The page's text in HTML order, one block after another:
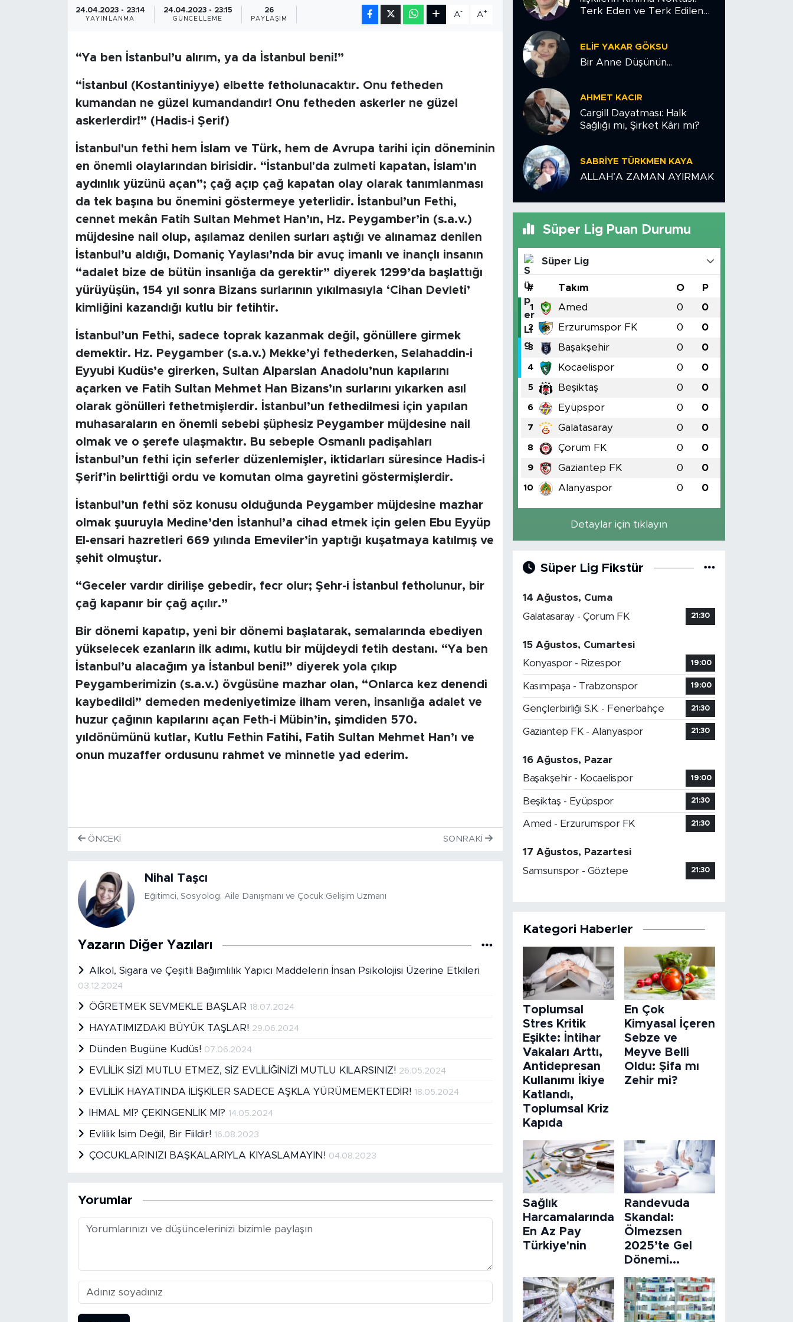
24.04.2023 - 23:14
YAYINLANMA
24.04.2023 - 23:15
GÜNCELLEME
26
PAYLAŞIM
A- A+
“Ya ben İstanbul’u alırım, ya da İstanbul beni!”
“İstanbul (Kostantiniyye) elbette fetholunacaktır. Onu fetheden
kumandan ne güzel kumandandır! Onu fetheden askerler ne güzel
askerlerdir!” (Hadis-i Şerif)
İstanbul'un fethi hem İslam ve Türk, hem de Avrupa tarihi için döneminin
en önemli olaylarından birisidir. “İstanbul'da zulmeti kapatan, İslam'ın
aydınlık yüzünü açan”; çağ açıp çağ kapatan olay olarak tanımlanması
da tek başına bu önemini göstermeye yeterlidir. İstanbul’un Fethi,
cennet mekân Fatih Sultan Mehmet Han’ın, Hz. Peygamber’in (s.a.v.)
müjdesine nail olup, aşılamaz denilen surları aştığı ve alınamaz denilen
İstanbul’u aldığı, Domaniç Yaylası’nda bir avuç imanlı ve inançlı insanın
“adalet bize de bütün insanlığa da gerektir” diyerek 1299’da başlattığı
yürüyüşün, 154 yıl sonra Bizans surlarının yıkılmasıyla ‘Cihan Devleti’
kimliğini kazandığı kutlu bir fetihtir.
İstanbul’un Fethi, sadece toprak kazanmak değil, gönüllere girmek
demektir. Hz. Peygamber (s.a.v.) Mekke’yi fethederken, Selahaddin-i
Eyyubi Kudüs’e girerken, Sultan Alparslan Anadolu’nun kapılarını
açarken ve Fatih Sultan Mehmet Han Bizans’ın surlarını yıkarken asıl
olarak gönülleri fethetmişlerdir. İstanbul’un fethedilmesi için yapılan
muhasaraların en önemli sebebi şüphesiz Peygamber müjdesine nail
olmak ve o şerefe ulaşmaktır. Bu sebeple Osmanlı padişahları
İstanbul’un fethi için seferler düzenlemişler, iktidarları süresince Hadis-i
Şerif’in belirttiği ordu ve komutan olma gayretini göstermişlerdir.
İstanbul’un fethi söz konusu olduğunda Peygamber müjdesine mazhar
olmak şuuruyla Medine’den İstanhul’a cihad etmek için gelen Ebu Eyyüp
El-ensari hazretleri 669 yılında Emeviler’in yaptığı kuşatmaya katılmış ve
şehit olmuştur.
“Geceler vardır dirilişe gebedir, fecr olur; Şehr-i İstanbul fetholunur, bir
çağ kapanır bir çağ açılır.”
Bir dönemi kapatıp, yeni bir dönemi başlatarak, semalarında ebediyen
yükselecek ezanların ilk adımı, kutlu bir müjdeydi fetih destanı. “Ya ben
İstanbul’u alacağım ya İstanbul beni!” diyerek yola çıkıp
Peygamberimizin (s.a.v.) övgüsüne mazhar olan, “Onlarca kez denendi
kaybedildi” demeden medeniyetimize ilham veren, insanlığa adalet ve
huzur çağının kapılarını açan Feth-i Mübin’in, şimdiden 570.
yıldönümünü kutlar, Kutlu Fethin Fatihi, Fatih Sultan Mehmet Han’ı ve
onun muzaffer ordusunu rahmet ve minnetle yad ederim.
ÖNCEKI SONRAKI
Nihal Taşcı
Eğitimci, Sosyolog, Aile Danışmanı ve Çocuk Gelişim Uzmanı
Yazarın Diğer Yazıları
Alkol, Sigara ve Çeşitli Bağımlılık Yapıcı Maddelerin İnsan Psikolojisi Üzerine Etkileri
03.12.2024
ÖĞRETMEK SEVMEKLE BAŞLAR 18.07.2024
HAYATIMIZDAKİ BÜYÜK TAŞLAR! 29.06.2024
Dünden Bugüne Kudüs! 07.06.2024
EVLİLİK SİZİ MUTLU ETMEZ, SİZ EVLİLİĞİNİZİ MUTLU KILARSINIZ! 26.05.2024
EVLİLİK HAYATINDA İLİŞKİLER SADECE AŞKLA YÜRÜMEMEKTEDİR! 18.05.2024
İHMAL Mİ? ÇEKİNGENLİK Mİ? 14.05.2024
Evlilik İsim Değil, Bir Fiildir! 16.08.2023
ÇOCUKLARINIZI BAŞKALARIYLA KIYASLAMAYIN! 04.08.2023
Yorumlar
Terk Eden ve Terk Edilen
ELIF YAKAR GÖKSU
Bir Anne Düşünün...
AHMET KACIR
Cargill Dayatması: Halk
Sağlığı mı, Şirket Kârı mı?
SABRIYE TÜRKMEN KAYA
ALLAH’A ZAMAN AYIRMAK
Süper Lig Puan Durumu
Süper Lig
# Takım O P
1 Amed 0 0
2 Erzurumspor FK 0 0
3 Başakşehir 0 0
4 Kocaelispor 0 0
5 Beşiktaş 0 0
6 Eyüpspor 0 0
7 Galatasaray 0 0
8 Çorum FK 0 0
9 Gaziantep FK 0 0
10 Alanyaspor 0 0
Detaylar için tıklayın
Süper Lig Fikstür
14 Ağustos, Cuma
Galatasaray - Çorum FK
21:30
15 Ağustos, Cumartesi
Konyaspor - Rizespor
19:00
Kasımpaşa - Trabzonspor 19:00
Gençlerbirliği S.K. - Fenerbahçe 21:30
Gaziantep FK - Alanyaspor 21:30
16 Ağustos, Pazar
Başakşehir - Kocaelispor
19:00
Beşiktaş - Eyüpspor 21:30
Amed - Erzurumspor FK 21:30
17 Ağustos, Pazartesi
Samsunspor - Göztepe
21:30
Kategori Haberler
Toplumsal
Stres Kritik
Eşikte: İntihar
Vakaları Arttı,
Antidepresan
Kullanımı İkiye
Katlandı,
Toplumsal Kriz
Kapıda
En Çok
Kimyasal İçeren
Sebze ve
Meyve Belli
Oldu: Şifa mı
Zehir mi?
Sağlık
Harcamalarında
En Az Pay
Türkiye'nin
Randevuda
Skandal:
Ölmezsen
2025’te Gel
Dönemi...
BİLİM-TEKNOLOJİ
RÖPÖRTAJ
YAZARLAR
EKONOMİ
TARİHTEN GÜNÜMÜZE
SİYASET
FOTO GALERİ
VİDEOLAR
SOSYAL MEDYA